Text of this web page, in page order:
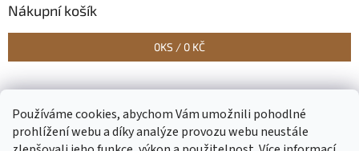
Používáme cookies, abychom Vám umožnili pohodlné
prohlížení webu a díky analýze provozu webu neustále
Nákupní košík
0KS / 0 KČ